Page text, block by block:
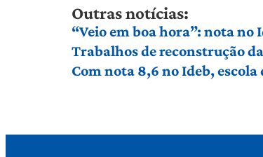
Outras notícias:
“Veio em boa hora”: nota
Trabalhos de reconstrução
Com nota 8,6 no Ideb,